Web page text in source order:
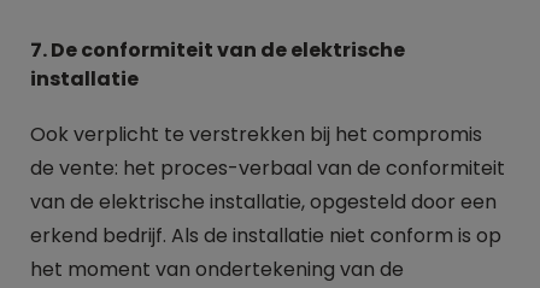
7. De conformiteit van de elektrische
installatie
Ook verplicht te verstrekken bij het compromis
de vente: het proces-verbaal van de conformiteit
van de elektrische installatie, opgesteld door een
erkend bedrijf. Als de installatie niet conform is op
het moment van ondertekening van de